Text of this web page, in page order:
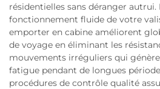
résidentielles sans déranger autrui.
fonctionnement fluide de votre
emporter en cabine améliorent
de voyage en éliminant les
mouvements irréguliers qui
fatigue pendant de longues
procédures de contrôle qualité